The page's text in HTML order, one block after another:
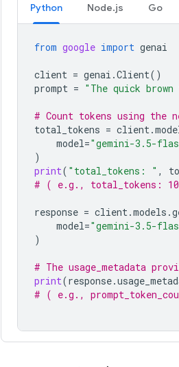
Python Node.js Go
from google import genai
client = genai .Client()
prompt = "The quick
# Count tokens using the
total_tokens = client.
model="gemini-3.5-
)
print( "total_tokens: " ,
# ( e.g., total_tokens:
response = client.models .
model="gemini-3.5-
)
# The usage_metadata
print(response.
# ( e.g.,